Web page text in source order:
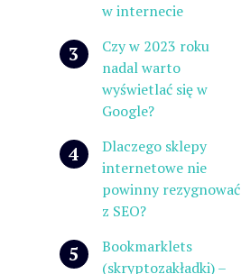
w internecie
Czy w 2023 roku
nadal warto
wyświetlać się w
Google?
Dlaczego sklepy
internetowe nie
powinny rezygnować
z SEO?
Bookmarklets
(skryptozakładki) –